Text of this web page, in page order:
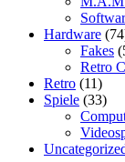
Hardware
Fakes
Retro
Retro (11)
Spiele (33)